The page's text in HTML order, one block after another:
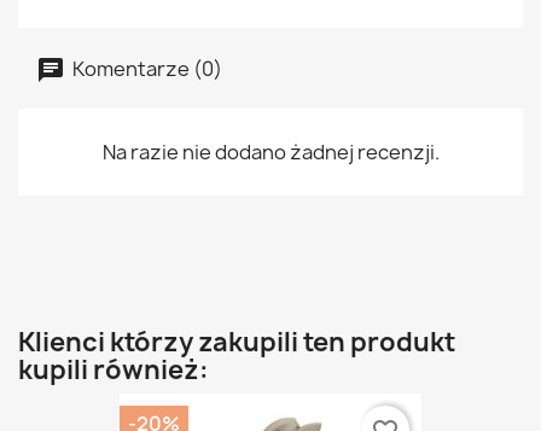
Komentarze (0)
Na razie nie dodano żadnej recenzji.
Klienci którzy zakupili ten produkt
kupili również:
-20%